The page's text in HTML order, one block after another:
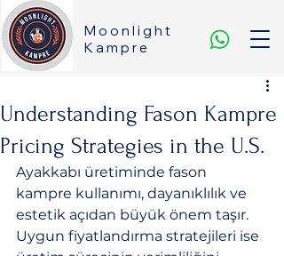
Moonlight
Kampre
Understanding Fason Kampre
Pricing Strategies in the U.S.
Ayakkabı üretiminde fason
kampre kullanımı, dayanıklılık ve
estetik açıdan büyük önem taşır.
Uygun fiyatlandırma stratejileri ise